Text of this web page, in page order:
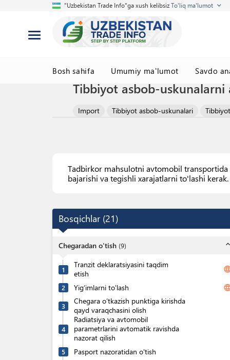
"Uzbekistan Trade Info"ga xush kelibsizTo'liq ma'lumot
Bosh sahifa Umumiy ma'lumot Savdo
Tibbiyot asbob-
Import Tibbiyot asbob-uskunalari
Tadbirkor mahsulotni avtomobil
bajarishi va tegishli xarajatlarni to'lashi kerak.
Bosqichlar (21)
Chegaradan o'tish (9)
1
Tranzit deklaratsiyasini taqdim
etish
2 Yig‘imlarni to'lash
3
Chegara o’tkazish punktiga kirishda
qayd varaqchasini olish
4
Radiatsiya va avtomobil
parametrlarini avtomatik ravishda
nazorat qilish
5 Pasport nazoratidan o'tish